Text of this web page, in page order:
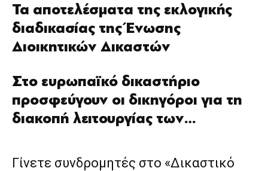
Τα αποτελέσματα της εκλογικής
διαδικασίας της Ένωσης
Διοικητικών Δικαστών
Στο ευρωπαϊκό δικαστήριο
προσφεύγουν οι δικηγόροι για τη
διακοπή λειτουργίας των…
Γίνετε συνδρομητές στο «Δικαστικό